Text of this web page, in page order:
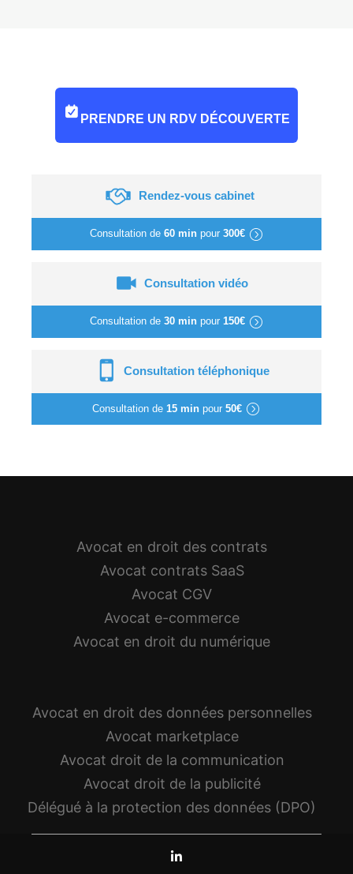
PRENDRE UN RDV DÉCOUVERTE
Rendez-vous cabinet
Consultation de 60 minpour 300€
Consultation vidéo
Consultation de 30 minpour 150€
Consultation téléphonique
Consultation de 15 min pour 50€
Avocat en droit des contrats
Avocat contrats SaaS
Avocat CGV
Avocat e-commerce
Avocat en droit du numérique
Avocat en droit des données personnelles
Avocat marketplace
Avocat droit de la communication
Avocat droit de la publicité
Délégué à la protection des données (DPO)